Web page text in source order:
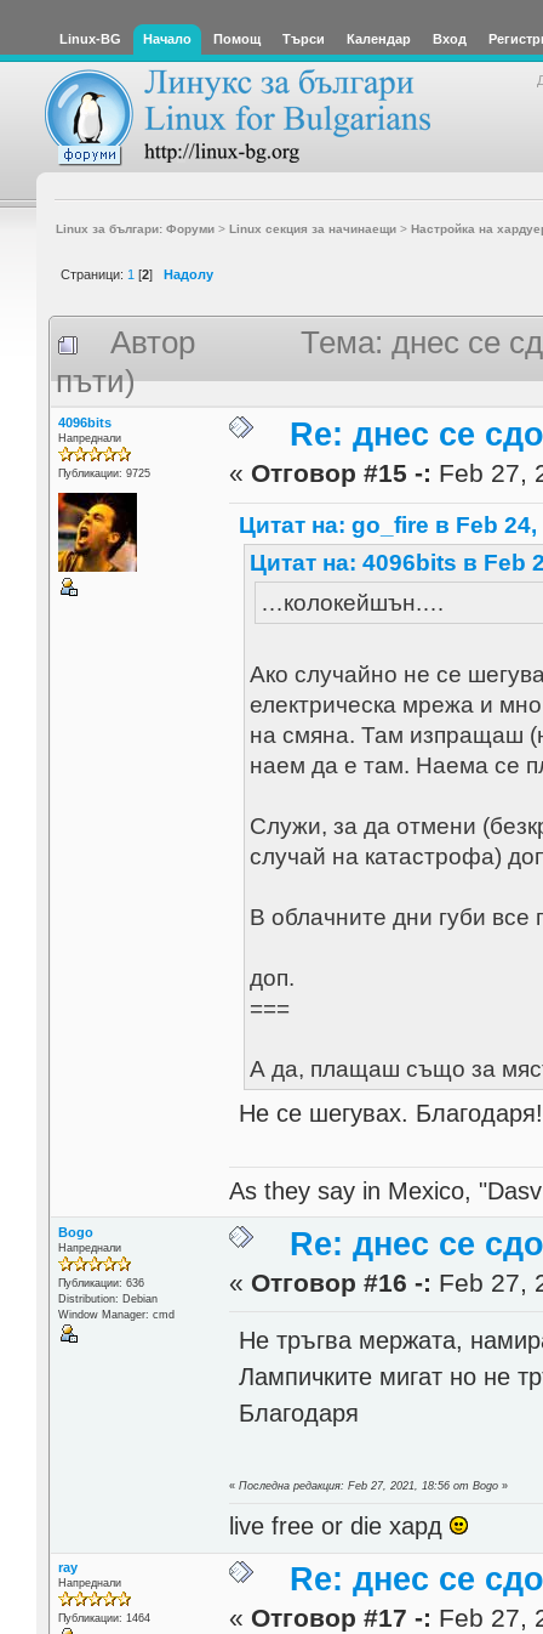
Linux-BG Начало Помощ Търси Календар Вход
Linux за българи: Форуми> Linux секция за начинаещи> Настройка на
Страници: 1 [2] Надолу
Автор
Тема: днес се
пъти)
4096bits
Напреднали
Публикации: 9725
Re: днес се
« Отговор #15 -: Feb 27,
Цитат на: go_fire в Feb 24,
Цитат на: 4096bits в Feb
…колокейшън.…
Ако случайно не се
електрическа мрежа и
на смяна. Там изпращаш
наем да е там. Наема се
Служи, за да отмени
случай на катастрофа)
В облачните дни губи все
доп.
===
А да, плащаш също за
Не се шегувах. Благодаря!
As they say in Mexico,
Bogo
Напреднали
Публикации: 636
Distribution: Debian
Window Manager: cmd
Re: днес се
« Отговор #16 -: Feb 27,
Не тръгва мержата,
Лампичките мигат но не
Благодаря
«Последна редакция: Feb 27, 2021, 18:56 от Bogo »
live free or die хард
ray
Напреднали
Публикации: 1464
Re: днес се
« Отговор #17 -: Feb 27,